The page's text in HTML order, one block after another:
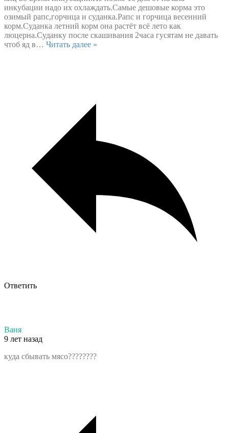
инкубации надо их охлаждать.Самые дешовые корма это
озимый рапс,горчица и суданка.Рапс и горчица весенний
корм.Суданка летний корм она растёт всё лето как
люцерна.Суданку после скашивания 2часа гусятам не давать
чтоб яд в… Читать далее »
Ответить
Ваня
9 лет назад
куда сбывать мясо????????